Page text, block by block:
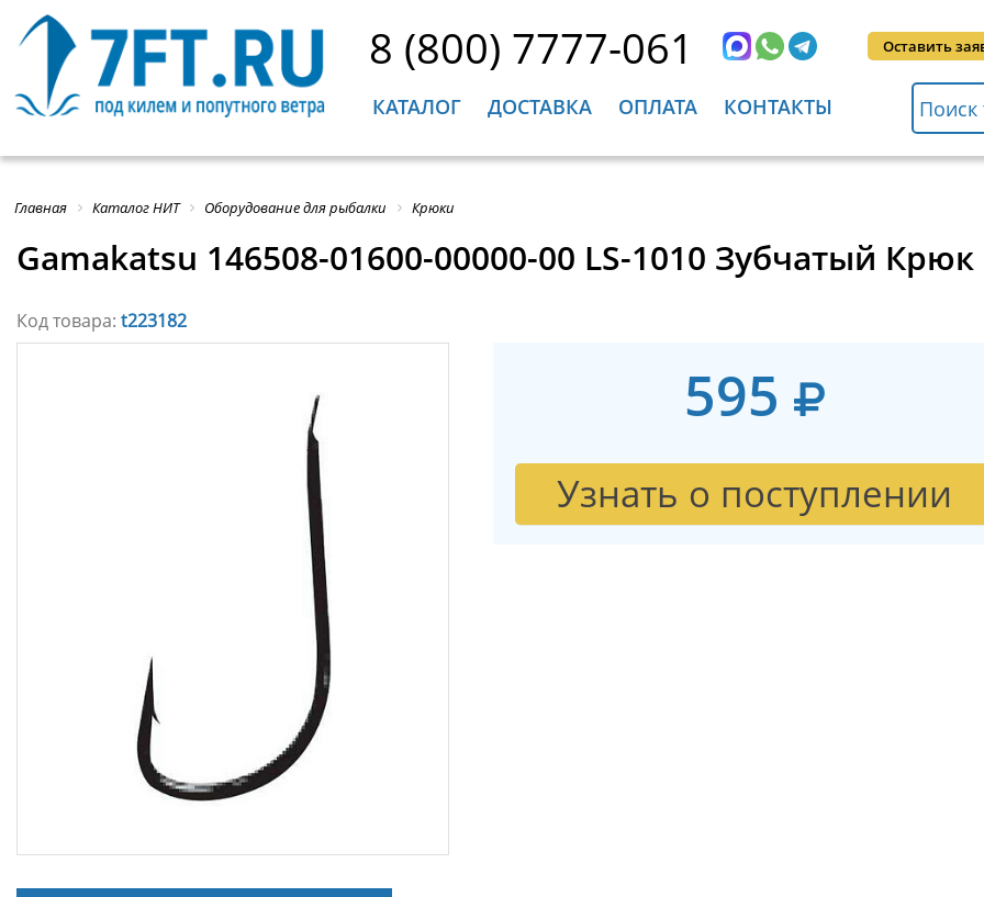
8 (800) 7777-061 Оставить
КАТАЛОГ ДОСТАВКА ОПЛАТА КОНТАКТЫ
Главная Каталог НИТ Оборудование для рыбалки Крюки
Gamakatsu 146508-01600-00000-00 LS-1010 Зубчатый
Код товара: t223182
595
Узнать о поступлении